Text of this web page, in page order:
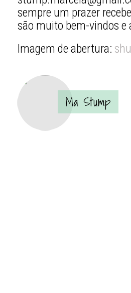
sempre um prazer
são muito bem-vindos
Imagem de abertura:
Ma Stump